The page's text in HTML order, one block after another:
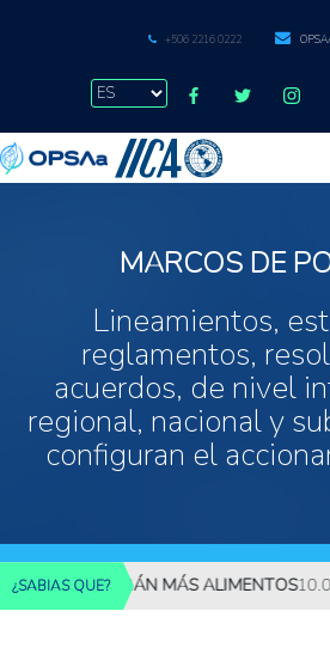
+506 2216 0222
MARCOS DE
Lineamientos,
reglamentos,
acuerdos, de nivel
regional, nacional y
configuran el
¿SABIAS QUE?
REQUERIRÁN MÁS ALIMENTOS10.000